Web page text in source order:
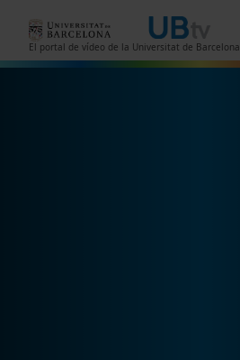
El portal de vídeo de la Universitat de Barcelona